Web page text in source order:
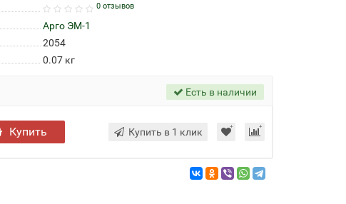
0 отзывов
Арго ЭМ-1
2054
0.07кг
Есть в наличии
Купить Купить в 1 клик